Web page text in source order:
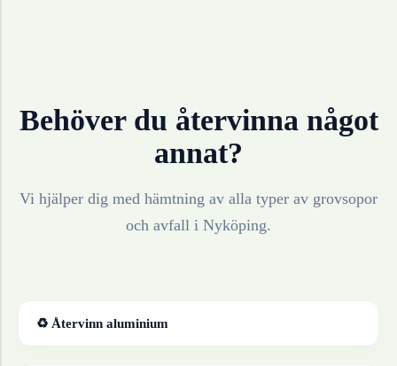
Behöver du återvinna något
annat?
Vi hjälper dig med hämtning av alla typer av grovsopor
och avfall i Nyköping.
♻ Återvinn aluminium